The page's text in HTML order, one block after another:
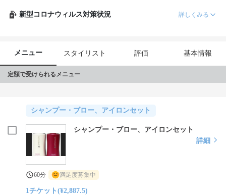
新型コロナウィルス対策状況 詳しくみる
メニュー スタイリスト 評価 基本情報
定額で受けられるメニュー
シャンプー・ブロー、アイロンセット
シャンプー・ブロー、アイロンセット
詳細
60分 満足度募集中
1チケット(¥2,887.5)